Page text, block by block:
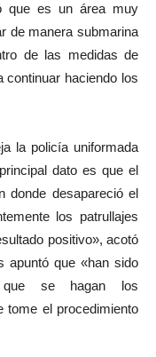
que es un área muy
de manera submarina
de las medidas de
haciendo los
la policía uniformada
dato es que el
donde desapareció el
los patrullajes
positivo», acotó
apuntó que «han sido
se hagan los
tome el procedimiento